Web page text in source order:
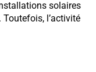
solaires
l’activité